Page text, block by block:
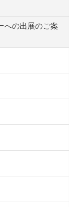
への出展のご案